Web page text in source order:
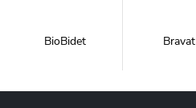
BioBidet Bravat